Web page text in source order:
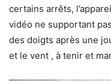
certains arrêts,
vidéo ne supportant
des doigts après une
et le vent , à tenir et